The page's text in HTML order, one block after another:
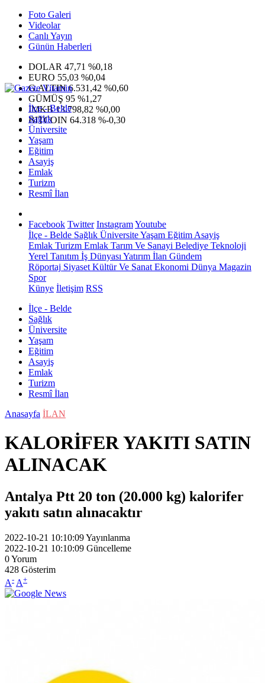
Foto Galeri
Videolar
Canlı Yayın
Günün Haberleri
DOLAR 47,71 %0,18
EURO 55,03 %0,04
G.ALTIN6.531,42 %0,60
GÜMÜŞ 95 %1,27
IMKB13.798,82 %0,00
BITCOIN 64.318 %-0,30
İlçe - Belde
Sağlık
Üniversite
Yaşam
Eğitim
Asayiş
Emlak
Turizm
Resmî İlan
Facebook Twitter InstagramYoutube
İlçe - Belde Sağlık ÜniversiteYaşam Eğitim Asayiş
Emlak Turizm Emlak Tarım Ve Sanayi Belediye Teknoloji
Yerel Tanıtım İş Dünyası Yatırım İlan Gündem
Röportaj Siyaset Kültür Ve Sanat Ekonomi Dünya Magazin
Spor
Künye İletişim RSS
İlçe - Belde
Sağlık
Üniversite
Yaşam
Eğitim
Asayiş
Emlak
Turizm
Resmî İlan
Anasayfa İLAN
KALORİFER YAKITI SATIN
ALINACAK
Antalya Ptt 20 ton (20.000 kg) kalorifer
yakıtı satın alınacaktır
2022-10-21 10:10:09Yayınlanma
2022-10-21 10:10:09 Güncelleme
0Yorum
428 Gösterim
A- A+